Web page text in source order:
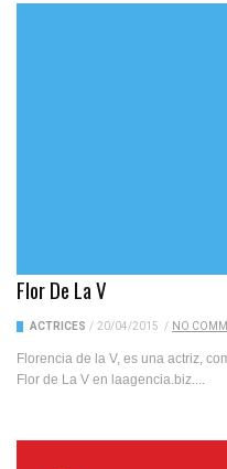
Flor De La V
ACTRICES / 20/04/2015 / NO
Florencia de la V, es una actriz,
Flor de La V en laagencia.biz....